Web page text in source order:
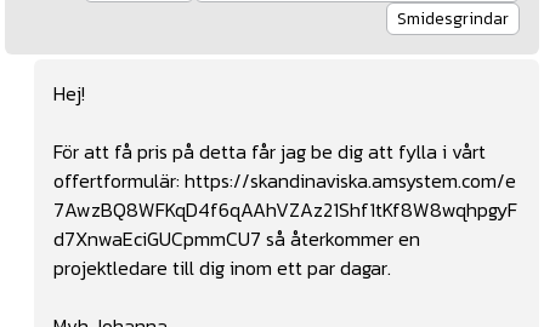
Smidesgrindar
Hej!
För att få pris på detta får jag be dig att fylla i vårt
offertformulär: https://skandinaviska.amsystem.com/e
7AwzBQ8WFKqD4f6qAAhVZAz21Shf1tKf8W8wqhpgyF
d7XnwaEciGUCpmmCU7 så återkommer en
projektledare till dig inom ett par dagar.